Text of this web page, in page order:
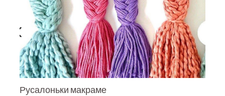
Русалоньки макраме